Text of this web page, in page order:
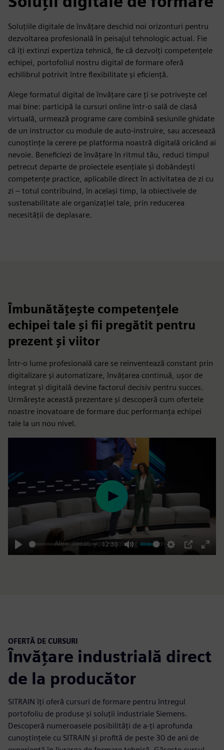
Soluțiile digitale de învățare deschid noi orizonturi pentru
dezvoltarea profesională în peisajul tehnologic actual. Fie
că îți extinzi expertiza tehnică, fie că dezvolți competențele
echipei, portofoliul nostru digital de formare oferă
echilibrul potrivit între flexibilitate și eficiență.
Alege formatul digital de învățare care ți se potrivește cel
mai bine: participă la cursuri online într-o sală de clasă
virtuală, urmează programe care combină sesiunile ghidate
de un instructor cu module de auto-instruire, sau accesează
cunoștințe la cerere pe platforma noastră digitală oricând ai
nevoie. Beneficiezi de învățare în ritmul tău, reduci timpul
petrecut departe de proiectele esențiale și dobândești
competențe practice, aplicabile direct în activitatea de zi cu
zi – totul contribuind, în același timp, la obiectivele de
sustenabilitate ale organizației tale, prin reducerea
necesității de deplasare.
Îmbunătățește competențele
echipei tale și fii pregătit pentru
prezent și viitor
Într-o lume profesională care se reinventează constant prin
digitalizare și automatizare, învățarea continuă, ușor de
integrat și digitală devine factorul decisiv pentru succes.
Urmărește această prezentare și descoperă cum ofertele
noastre inovatoare de formare duc performanța echipei
tale la un nou nivel.
Play
12:38
Mute Settings
PIP
Enter
Play
OFERTĂ DE CURSURI
Învățare industrială direct
de la producător
SITRAIN îți oferă cursuri de formare pentru întregul
portofoliu de produse și soluții industriale Siemens.
Descoperă numeroasele posibilități de a-ți aprofunda
cunoștințele cu SITRAIN și profită de peste 30 de ani de